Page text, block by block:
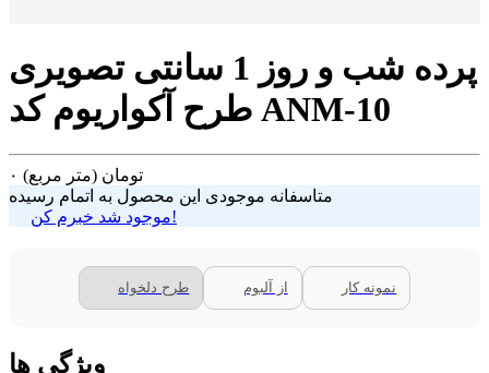
پرده شب و روز 1 سانتی تصویری
طرح آکواریوم کد ANM-10
۰ تومان (متر مربع)
متاسفانه موجودی این محصول به اتمام رسیده
موجود شد خبرم کن!
طرح دلخواه از آلبوم نمونه کار
ویژگی ها